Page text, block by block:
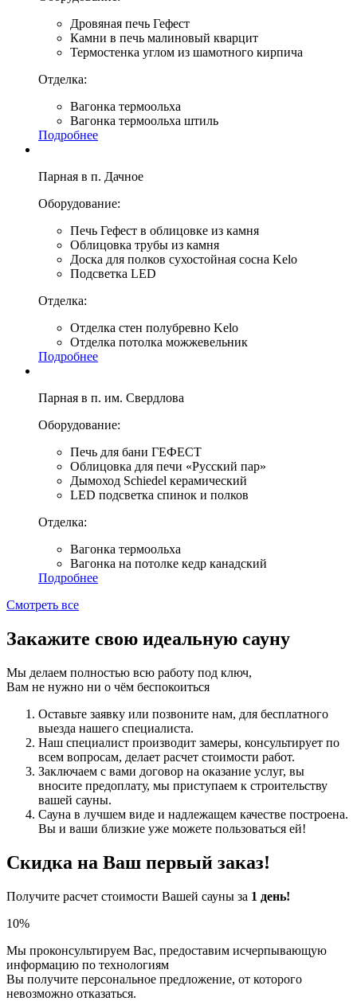
Дровяная печь Гефест
Камни в печь малиновый кварцит
Термостенка углом из шамотного кирпича
Отделка:
Вагонка термоольха
Вагонка термоольха штиль
Подробнее
Парная в п. Дачное
Оборудование:
Печь Гефест в облицовке из камня
Облицовка трубы из камня
Доска для полков сухостойная сосна Kelo
Подсветка LED
Отделка:
Отделка стен полубревно Kelo
Отделка потолка можжевельник
Подробнее
Парная в п. им. Свердлова
Оборудование:
Печь для бани ГЕФЕСТ
Облицовка для печи «Русский пар»
Дымоход Schiedel керамический
LED подсветка спинок и полков
Отделка:
Вагонка термоольха
Вагонка на потолке кедр канадский
Подробнее
Смотреть все
Закажите свою идеальную сауну
Мы делаем полностью всю работу под ключ,
Вам не нужно ни о чём беспокоиться
Оставьте заявку или позвоните нам, для бесплатного
выезда нашего специалиста.
Наш специалист производит замеры, консультирует по
всем вопросам, делает расчет стоимости работ.
Заключаем с вами договор на оказание услуг, вы
вносите предоплату, мы приступаем к строительству
вашей сауны.
Сауна в лучшем виде и надлежащем качестве построена.
Вы и ваши близкие уже можете пользоваться ей!
Скидка на Ваш первый заказ!
Получите расчет стоимости Вашей сауны за 1 день!
10%
Мы проконсультируем Вас, предоставим исчерпывающую
информацию по технологиям
Вы получите персональное предложение, от которого
невозможно отказаться.